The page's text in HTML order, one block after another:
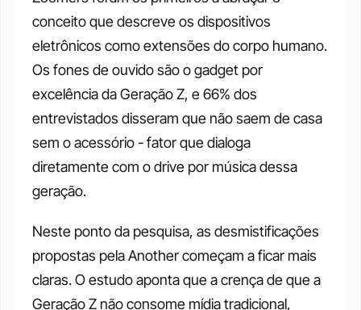
conceito que descreve os dispositivos
eletrônicos como extensões do corpo humano.
Os fones de ouvido são o gadget por
excelência da Geração Z, e 66% dos
entrevistados disseram que não saem de casa
sem o acessório - fator que dialoga
diretamente com o drive por música dessa
geração.
Neste ponto da pesquisa, as desmistificações
propostas pela Another começam a ficar mais
claras. O estudo aponta que a crença de que a
Geração Z não consome mídia tradicional,